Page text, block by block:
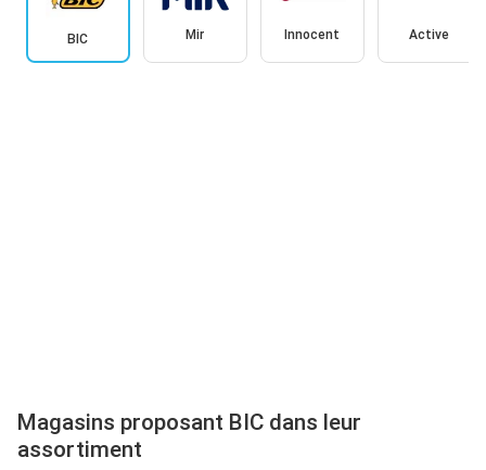
BIC Mir Innocent Active
Magasins proposant BIC dans leur
assortiment